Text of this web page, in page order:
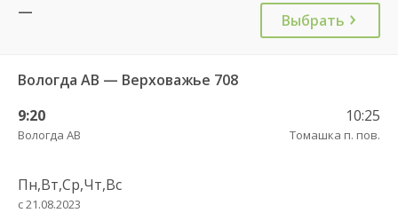
— Выбрать
Вологда АВ — Верховажье 708
9:20
Вологда АВ
10:25
Томашка п. пов.
Пн,Вт,Ср,Чт,Вс
с 21.08.2023